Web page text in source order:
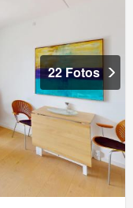
22 Fotos